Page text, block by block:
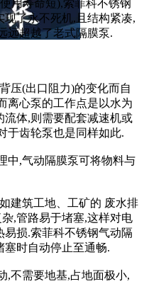
用寿命短),索菲科不锈钢
了永不死机,且结构紧凑,
远超越了老式隔膜泵.
压(出口阻力)的变化而自
离心泵的工作点是以水为
流体,则需要配套减速机或
于齿轮泵也是同样如此.
中,气动隔膜泵可将物料与
建筑工地、工矿的 废水排
,管路易于堵塞,这样对电
损.索菲科不锈钢气动隔
塞时自动停止至通畅.
,不需要地基,占地面极小,